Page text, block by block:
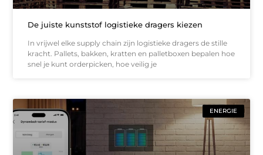
De juiste kunststof logistieke dragers kiezen
In vrijwel elke supply chain zijn logistieke dragers de stille
kracht. Pallets, bakken, kratten en palletboxen bepalen hoe
snel je kunt orderpicken, hoe veilig je
ENERGIE